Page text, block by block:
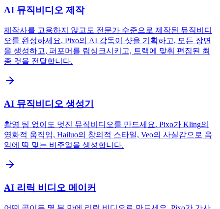
AI 뮤직비디오 제작
제작사를 고용하지 않고도 전문가 수준으로 제작된 뮤직비디
오를 완성하세요. Pixo의 AI 감독이 샷을 기획하고, 모든 장면
을 생성하고, 퍼포머를 립싱크시키고, 트랙에 맞춰 편집된 최
종 컷을 전달합니다.
AI 뮤직비디오 생성기
촬영 팀 없이도 멋진 뮤직비디오를 만드세요. Pixo가 Kling의
영화적 움직임, Hailuo의 창의적 스타일, Veo의 사실감으로 음
악에 딱 맞는 비주얼을 생성합니다.
AI 리릭 비디오 메이커